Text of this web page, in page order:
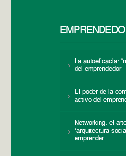
La autoeficacia:
del emprendedor
El poder de la
activo del
Networking: el
“arquitectura
emprender